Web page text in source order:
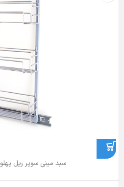
سبد مینی سوپر ریل پهلو 3 طبقه فراسازان